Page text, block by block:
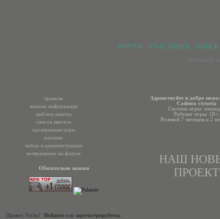
ФОРУМ УЧАСТНИКИ ПОИСК
правила
важная информация
шаблон анкеты
список квестов
организация игры
реклама
набор в администрацию
возвращение на форум
Обязательно нажми
Здравствуйте и добро
Cadmea victoria
Система игры:
Рейтинг игры: 18+;
Ролевой 7 месяцев и 2
НАШ
ПРОЕКТ
Привет, Гость! Войдитеили зарегистрируйтесь.